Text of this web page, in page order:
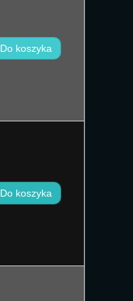
Do koszyka
Do koszyka